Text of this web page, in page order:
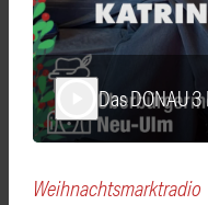
Weihnachtsmarktradio